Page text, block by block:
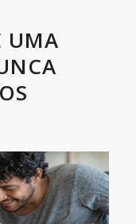
UMA